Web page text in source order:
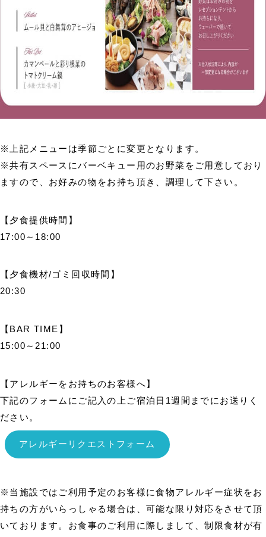
※上記メニューは季節ごとに変更となります。
※共有スペースにバーベキュー用のお野菜をご用意しており
ますので、お好みの物をお持ち頂き、調理して下さい。
【夕食提供時間】
17:00～18:00
【夕食機材/ゴミ回収時間】
20:30
【BAR TIME】
15:00～21:00
【アレルギーをお持ちのお客様へ】
下記のフォームにご記入の上ご宿泊日1週間までにお送りく
ださい。
アレルギーリクエストフォーム
※当施設ではご利用予定のお客様に食物アレルギー症状をお
持ちの方がいらっしゃる場合は、可能な限り対応をさせて頂
いております。お食事のご利用に際しまして、制限食材が有